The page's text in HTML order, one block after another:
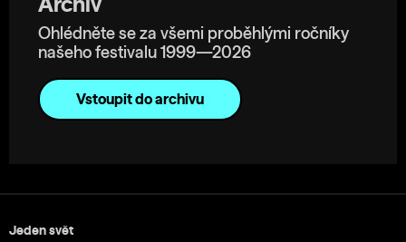
Archiv
Ohlédněte se za všemi proběhlými ročníky
našeho festivalu 1999—2026
Vstoupit do archivu
Jeden svět